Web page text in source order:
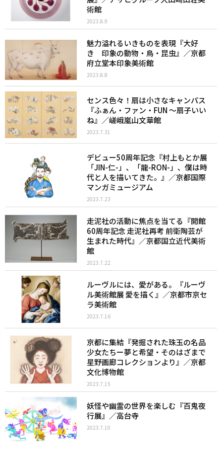
術館
2023.8.9
魅力溢れるいきものを表現『大好
き 印象の動物・鳥・昆虫』／京都
府立堂本印象美術館
2023.8.8
センス色々！扇は小さなキャンパス
『ふぁん・ファン・FUN 〜扇子いい
ね』／嵯峨嵐山文華館
2023.7.31
デビュー50周年記念『村上もとか展
「JIN-仁-」、「龍-RON-」、僕は時
代と人を描いてきた。』／京都国際
マンガミュージアム
2023.7.23
走泥社の活動に焦点を当てる『開館
60周年記念 走泥社再考 前衛陶芸が
生まれた時代』／京都国立近代美術
館
2023.7.22
ルーヴルには、愛がある。『ルーヴ
ル美術館展 愛を描く』／京都市京セ
ラ美術館
2023.7.16
京都に集結『発掘された珠玉の名品
少女たちー夢と希望・そのはざまで
星野画廊コレクションより』／京都
文化博物館
2023.7.15
妖怪や幽霊の世界を楽しむ『百鬼夜
行展』／高台寺
2023.7.10